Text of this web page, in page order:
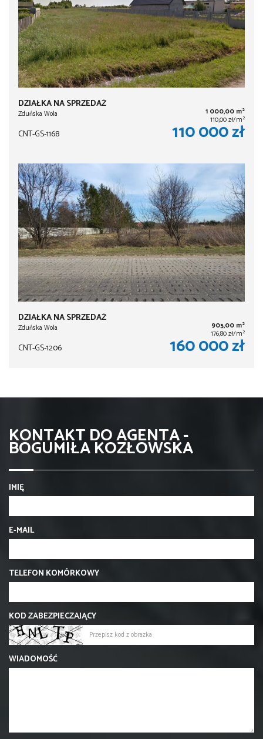
DZIAŁKA NA SPRZEDAŻ
Zduńska Wola 1 000,00 m2
110,00 zł/m2
CNT-GS-1168 110 000 zł
DZIAŁKA NA SPRZEDAŻ
Zduńska Wola 905,00 m2
176,80 zł/m2
CNT-GS-1206 160 000 zł
KONTAKT DO AGENTA -
BOGUMIŁA KOZŁOWSKA
IMIĘ
E-MAIL
TELEFON KOMÓRKOWY
KOD ZABEZPIECZAJĄCY
WIADOMOŚĆ